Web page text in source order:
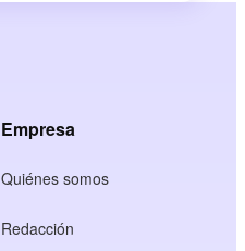
Empresa
Quiénes somos
Redacción